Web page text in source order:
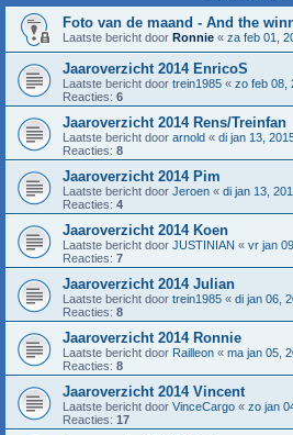
Foto van de maand - And the
Laatste bericht door Ronnie « za feb 01,
Jaaroverzicht 2014 EnricoS
Laatste bericht door trein1985 « zo feb 08,
Reacties: 6
Jaaroverzicht 2014 Rens/Treinfan
Laatste bericht door arnold « di jan 13,
Reacties: 8
Jaaroverzicht 2014 Pim
Laatste bericht door Jeroen « di jan 13,
Reacties: 4
Jaaroverzicht 2014 Koen
Laatste bericht door JUSTINIAN « vr jan
Reacties: 7
Jaaroverzicht 2014 Julian
Laatste bericht door trein1985 « di jan 06,
Reacties: 8
Jaaroverzicht 2014 Ronnie
Laatste bericht door Railleon « ma jan 05,
Reacties: 8
Jaaroverzicht 2014 Vincent
Laatste bericht door VinceCargo « zo jan
Reacties: 17